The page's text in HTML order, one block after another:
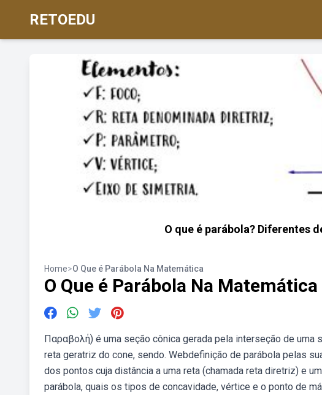
RETOEDU
O que é parábola? Diferentes
Home>O Que é Parábola Na Matemática
O Que é Parábola Na Matemática
Παραβολή) é uma seção cônica gerada pela interseção de uma
reta geratriz do cone, sendo. Webdefinição de parábola pelas
dos pontos cuja distância a uma reta (chamada reta diretriz) e
parábola, quais os tipos de concavidade, vértice e o ponto de